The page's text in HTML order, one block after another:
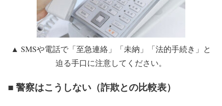
▲ SMSや電話で「至急連絡」「未納」「法的手続き」と
迫る手口に注意してください。
■ 警察はこうしない（詐欺との比較表）